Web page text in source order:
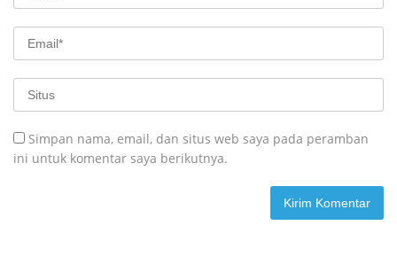
Simpan nama, email, dan situs web saya pada peramban
ini untuk komentar saya berikutnya.